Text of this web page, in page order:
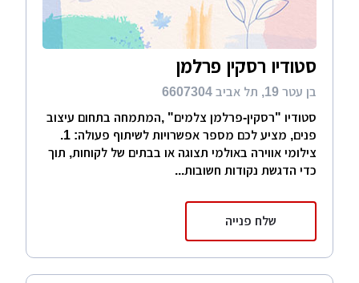
סטודיו רסקין פרלמן
בן עטר 19, תל אביב 6607304
סטודיו "רסקין-פרלמן צלמים" ,המתמחה בתחום עיצוב
פנים, מציע לכם מספר אפשרויות לשיתוף פעולה: 1.
צילומי אווירה באולמי תצוגה או בבתים של לקוחות, תוך
כדי הדגשת נקודות חשובות...
שלח פנייה